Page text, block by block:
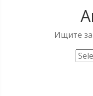
Ищите